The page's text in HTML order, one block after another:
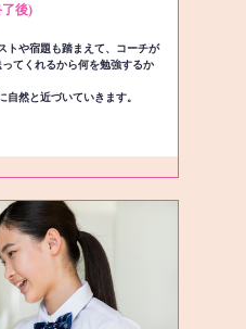
後)
トや宿題も踏まえて、コーチが
てくれるから何を勉強するか
自然と近づいていきます。